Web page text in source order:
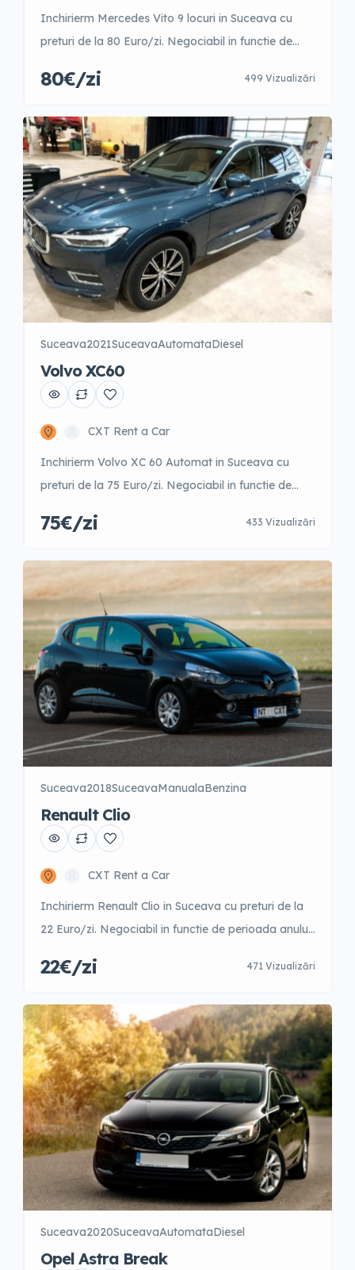
Inchirierm Mercedes Vito 9 locuri in Suceava cu
preturi de la 80 Euro/zi. Negociabil in functie de
Euro/zi 10-15 zile – 93 Euro/zi 16-21 zile – 90
Garantie 500 Euro Posibilitate fara garantie […]
80€/zi 499 Vizualizări
Suceava2021SuceavaAutomataDiesel
Volvo XC60
CXT Rent a Car
Inchirierm Volvo XC 60 Automat in Suceava cu
preturi de la 75 Euro/zi. Negociabil in functie de
Euro/zi 10-15 zile – 92 Euro/zi 16-21 zile – 89 Euro/zi
500 Euro Posibilitate fara garantie […]
75€/zi 433 Vizualizări
Suceava2018SuceavaManualaBenzina
Renault Clio
CXT Rent a Car
Inchirierm Renault Clio in Suceava cu preturi de la
22 Euro/zi. Negociabil in functie de perioada anului.
28 Euro/zi 16-21 zile – 26 Euro/zi 22-30 zile – 23
Posibilitate fara garantie cu un […]
22€/zi 471 Vizualizări
Suceava2020SuceavaAutomataDiesel
Opel Astra Break